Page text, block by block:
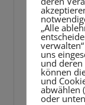
„Alle
uns
und deren
können
und
abwählen
oder